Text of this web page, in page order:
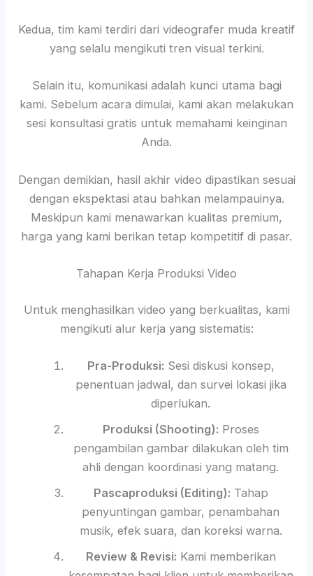
Kedua, tim kami terdiri dari videografer muda kreatif
yang selalu mengikuti tren visual terkini.
Selain itu, komunikasi adalah kunci utama bagi
kami. Sebelum acara dimulai, kami akan melakukan
sesi konsultasi gratis untuk memahami keinginan
Anda.
Dengan demikian, hasil akhir video dipastikan sesuai
dengan ekspektasi atau bahkan melampauinya.
Meskipun kami menawarkan kualitas premium,
harga yang kami berikan tetap kompetitif di pasar.
Tahapan Kerja Produksi Video
Untuk menghasilkan video yang berkualitas, kami
mengikuti alur kerja yang sistematis:
Pra-Produksi: Sesi diskusi konsep,
penentuan jadwal, dan survei lokasi jika
diperlukan.
Produksi (Shooting): Proses
pengambilan gambar dilakukan oleh tim
ahli dengan koordinasi yang matang.
Pascaproduksi (Editing): Tahap
penyuntingan gambar, penambahan
musik, efek suara, dan koreksi warna.
Review & Revisi: Kami memberikan